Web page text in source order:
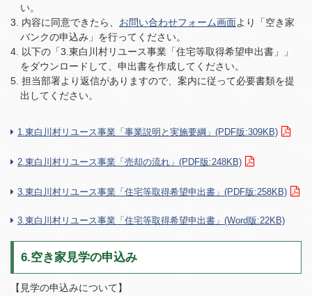
い。
内容に同意できたら、 お問い合わせフォーム画面より「空き家
バンクの申込み」を行ってください。
以下の「3.東白川村リユース事業「住宅等取得希望申出書」」
をダウンロードして、申出書を作成してください。
担当部署より返信がありますので、案内に従って必要書類を提
出してください。
1.東白川村リユース事業「事業説明と実施要綱」(PDF版:309KB)
2.東白川村リユース事業「売却の流れ」(PDF版:248KB)
3.東白川村リユース事業「住宅等取得希望申出書」(PDF版:258KB)
3.東白川村リユース事業「住宅等取得希望申出書」(Word版:22KB)
6.空き家見学の申込み
【見学の申込みについて】